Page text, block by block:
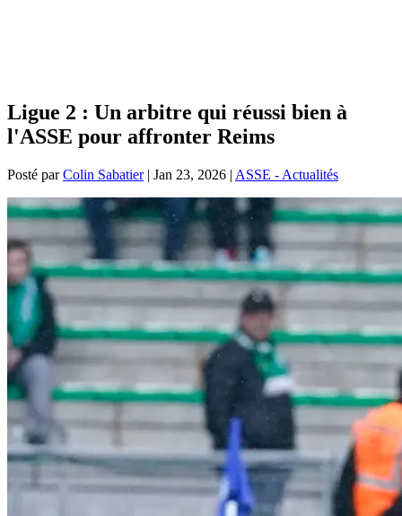
Ligue 2 : Un arbitre qui réussi bien à
l'ASSE pour affronter Reims
Posté parColin Sabatier| Jan 23, 2026 | ASSE - Actualités